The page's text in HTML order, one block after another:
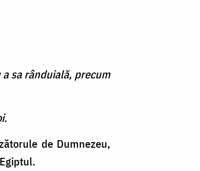
sa rânduială, precum
de Dumnezeu,